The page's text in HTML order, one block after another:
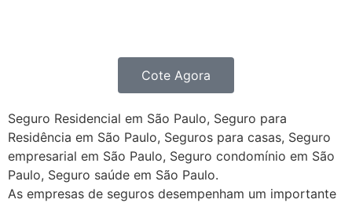
Cote Agora
Seguro Residencial em São Paulo, Seguro para
Residência em São Paulo, Seguros para casas, Seguro
empresarial em São Paulo, Seguro condomínio em São
Paulo, Seguro saúde em São Paulo.
As empresas de seguros desempenham um importante